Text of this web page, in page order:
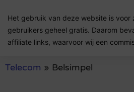
Het gebruik van deze website is voor
gebruikers geheel gratis. Daarom
affiliate links, waarvoor wij een
Telecom » Belsimpel